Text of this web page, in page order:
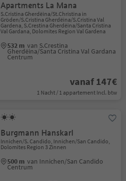
Apartments La Mana
S.Cristina Gherdëina/St.Christina in
Gröden/S.Cristina Gherdëina/S.Cristina Val
Gardena, S.Crestina Gherdëina/Santa Cristina
Val Gardana, Dolomites Region Val Gardena
532 m van S.Crestina
Gherdëina/Santa Cristina Val Gardana
Centrum
vanaf 147€
1 Nacht / 1 appartement Incl. btw
Burgmann Hanskarl
Innichen/S. Candido, Innichen/San Candido,
Dolomites Region 3 Zinnen
500 m van Innichen/San Candido
Centrum